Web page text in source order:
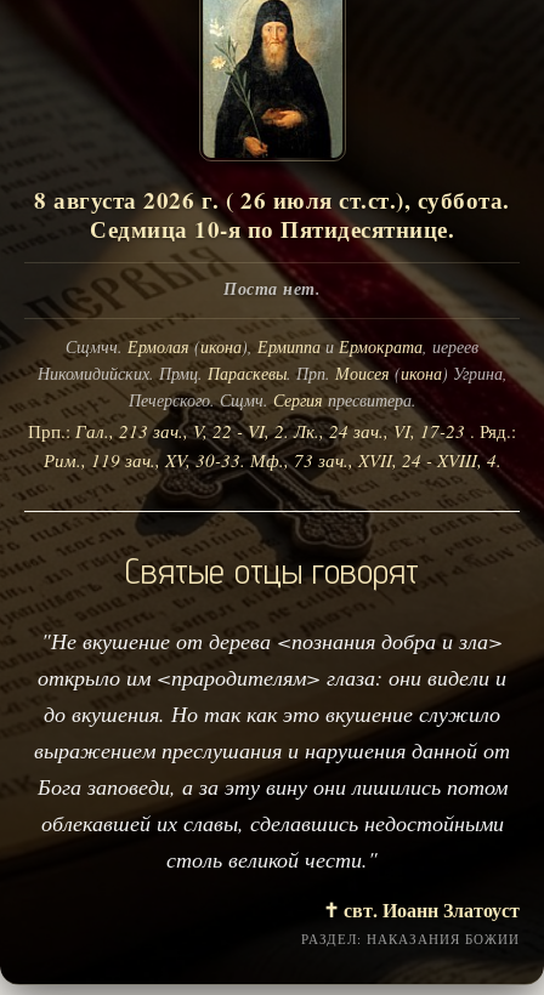
8 августа 2026 г. ( 26 июля ст.ст.), суббота.
Седмица 10-я по Пятидесятнице.
Поста нет.
Сщмчч.Ермолая(икона), ЕрмиппаиЕрмократа , иереев
Никомидийских. Прмц.Параскевы. Прп. Моисея(икона) Угрина,
Печерского. Сщмч.Сергияпресвитера.
Прп.: Гал., 213 зач., V, 22 - VI, 2. Лк., 24 зач., VI, 17-23 . Ряд.:
Рим., 119 зач., XV, 30-33. Мф., 73 зач., XVII, 24 - XVIII, 4.
Святые отцы говорят
"Не вкушение от дерева <познания добра и зла>
открыло им <прародителям> глаза: они видели и
до вкушения. Но так как это вкушение служило
выражением преслушания и нарушения данной от
Бога заповеди, а за эту вину они лишились потом
облекавшей их славы, сделавшись недостойными
столь великой чести."
✝️ свт. Иоанн Златоуст
РАЗДЕЛ: НАКАЗАНИЯ БОЖИИ